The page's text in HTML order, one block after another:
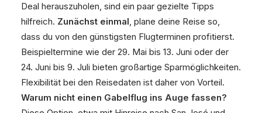
Deal herauszuholen, sind ein paar gezielte Tipps
hilfreich. Zunächst einmal, plane deine Reise so,
dass du von den günstigsten Flugterminen profitierst.
Beispieltermine wie der 29. Mai bis 13. Juni oder der
24. Juni bis 9. Juli bieten großartige Sparmöglichkeiten.
Flexibilität bei den Reisedaten ist daher von Vorteil.
Warum nicht einen Gabelflug ins Auge fassen?